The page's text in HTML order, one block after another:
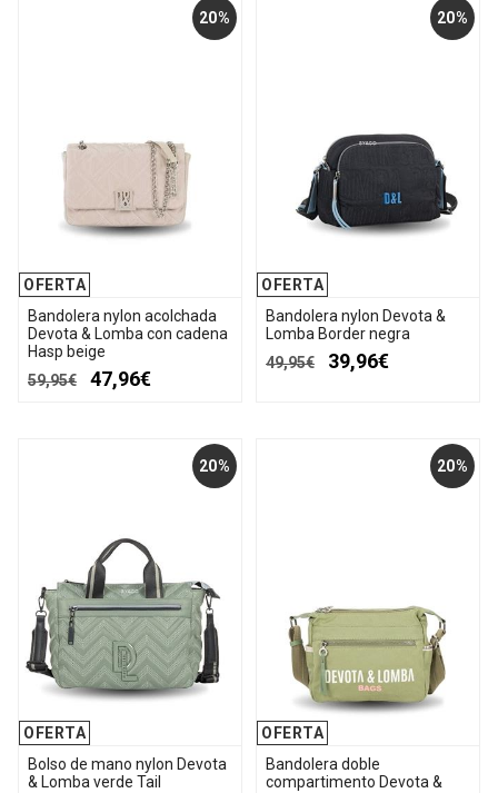
20%
OFERTA
Bandolera nylon acolchada
Devota & Lomba con cadena
Hasp beige
59,95€
47,96€
20%
OFERTA
Bandolera nylon Devota &
Lomba Border negra
49,95€
39,96€
20%
OFERTA
Bolso de mano nylon Devota
& Lomba verde Tail
20%
OFERTA
Bandolera doble
compartimento Devota &